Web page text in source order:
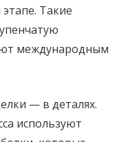
Такие
международным
— в деталях.
используют